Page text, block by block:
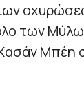
των
Μπέη